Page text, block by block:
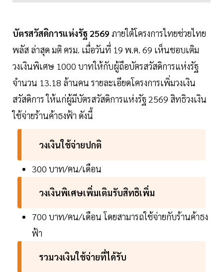
บัตรสวัสดิการแห่งรัฐ 2569 ภายใต้โครงการไทยช่วยไทย
พลัส ล่าสุด มติ ครม. เมื่อวันที่ 19 พ.ค. 69 เห็นชอบเติม
วงเงินพิเศษ 1000 บาทให้กับผู้ถือบัตรสวัสดิการแห่งรัฐ
จำนวน 13.18 ล้านคน รายละเอียดโครงการเพิ่มวงเงิน
สวัสดิการ ให้แก่ผู้มีบัตรสวัสดิการแห่งรัฐ 2569 สิทธิวงเงิน
ใช้จ่ายร้านค้าธงฟ้า ดังนี้
วงเงินใช้จ่ายปกติ
300 บาท/คน/เดือน
วงเงินพิเศษเพิ่มเติมรับสิทธิเพิ่ม
700 บาท/คน/เดือน โดยสามารถใช้จ่ายกับร้านค้าธง
ฟ้า
รวมวงเงินใช้จ่ายที่ได้รับ